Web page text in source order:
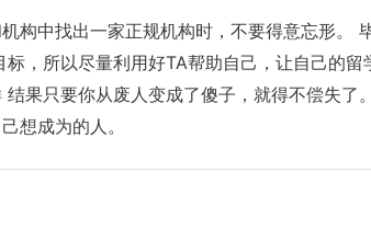
构中找出一家正规机构时，不要得意忘形。
，所以尽量利用好TA帮助自己，让自己的
果只要你从废人变成了傻子，就得不偿失了
想成为的人。